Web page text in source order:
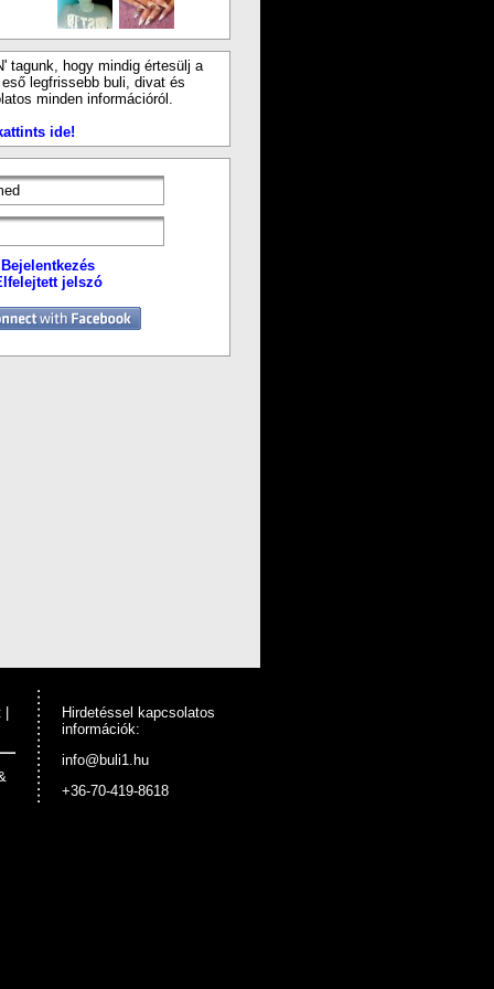
tagunk, hogy mindig értesülj a
legfrissebb buli, divat és
minden információról.
ide!
Bejelentkezés
jelszó
Hirdetéssel kapcsolatos
információk:
info@buli1.hu
+36-70-419-8618